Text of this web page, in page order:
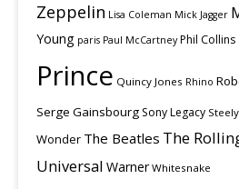
Zeppelin Lisa Coleman Mick Jagger
Young paris Paul McCartney Phil Collins
Prince Quincy Jones Rhino
Serge Gainsbourg Sony Legacy
Wonder The Beatles The
Universal Warner Whitesnake